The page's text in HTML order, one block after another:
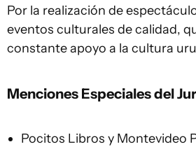
Por la realización de
eventos culturales de calidad,
constante apoyo a la cultura
Menciones Especiales del
Pocitos Libros y Montevideo